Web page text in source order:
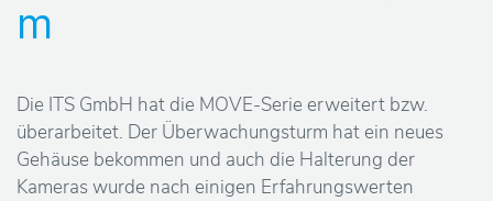
m
Die ITS GmbH hat die MOVE-Serie erweitert bzw.
überarbeitet. Der Überwachungsturm hat ein neues
Gehäuse bekommen und auch die Halterung der
Kameras wurde nach einigen Erfahrungswerten
d
u